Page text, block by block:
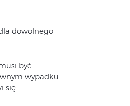
dowolnego
być
wypadku
się